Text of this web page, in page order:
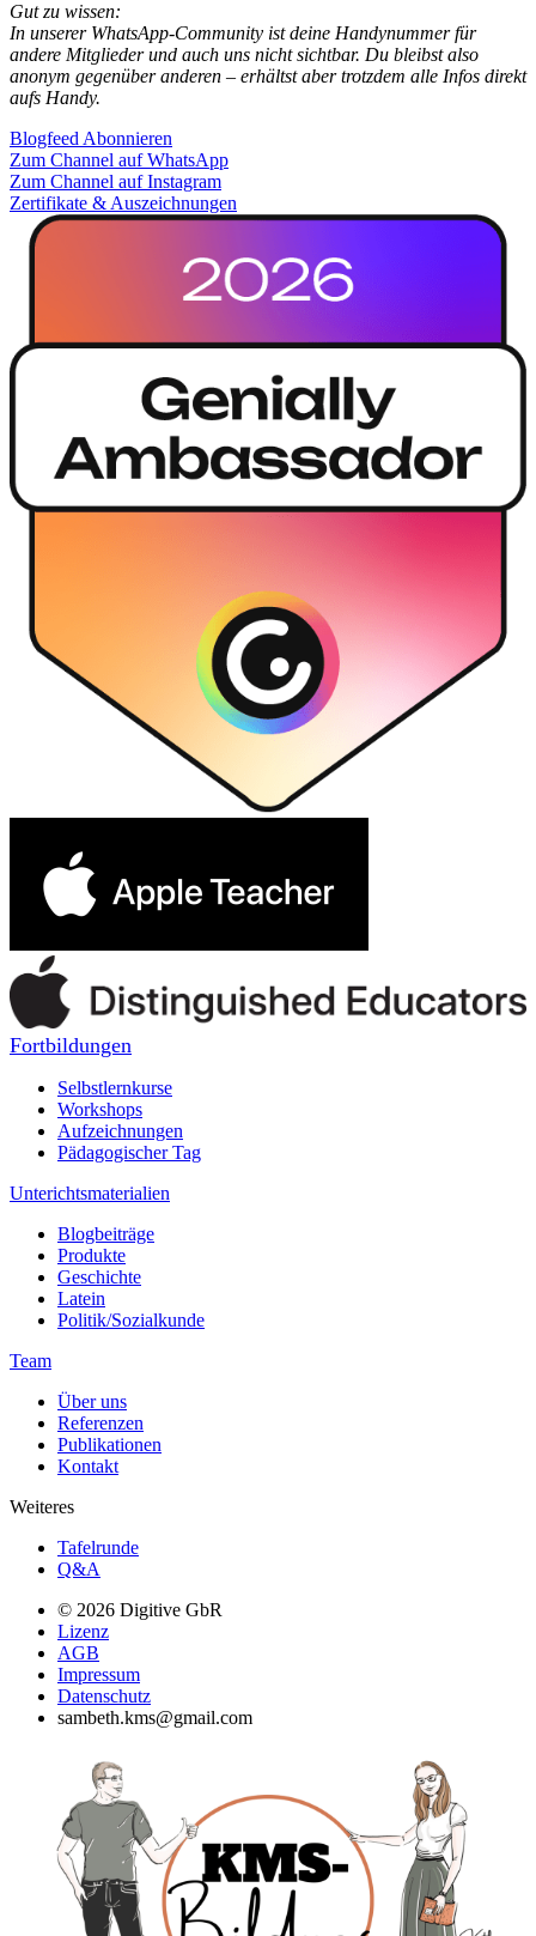
Gut zu wissen:
In unserer WhatsApp-Community ist deine Handynummer für
andere Mitglieder und auch uns nicht sichtbar. Du bleibst also
anonym gegenüber anderen – erhältst aber trotzdem alle Infos direkt
aufs Handy.
Blogfeed Abonnieren
Zum Channel auf WhatsApp
Zum Channel auf Instagram
Zertifikate & Auszeichnungen
Fortbildungen
Selbstlernkurse
Workshops
Aufzeichnungen
Pädagogischer Tag
Unterichtsmaterialien
Blogbeiträge
Produkte
Geschichte
Latein
Politik/Sozialkunde
Team
Über uns
Referenzen
Publikationen
Kontakt
Weiteres
Tafelrunde
Q&A
© 2026 Digitive GbR
Lizenz
AGB
Impressum
Datenschutz
sambeth.kms@gmail.com